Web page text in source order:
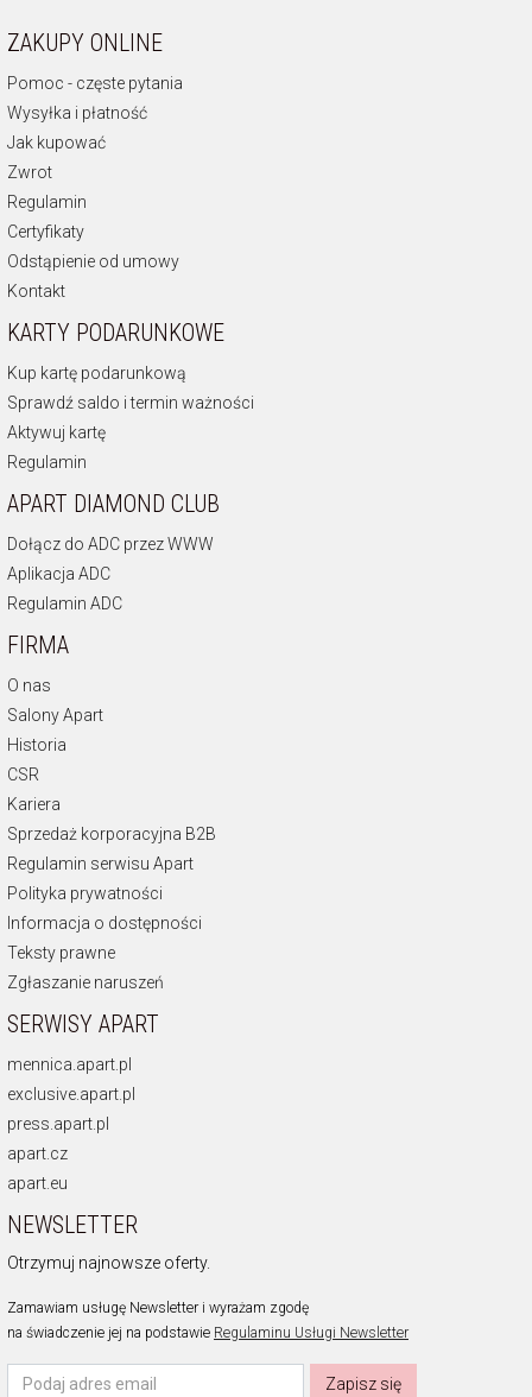
ZAKUPY ONLINE
Pomoc - częste pytania
Wysyłka i płatność
Jak kupować
Zwrot
Regulamin
Certyfikaty
Odstąpienie od umowy
Kontakt
KARTY PODARUNKOWE
Kup kartę podarunkową
Sprawdź saldo i termin ważności
Aktywuj kartę
Regulamin
APART DIAMOND CLUB
Dołącz do ADC przez WWW
Aplikacja ADC
Regulamin ADC
FIRMA
O nas
Salony Apart
Historia
CSR
Kariera
Sprzedaż korporacyjna B2B
Regulamin serwisu Apart
Polityka prywatności
Informacja o dostępności
Teksty prawne
Zgłaszanie naruszeń
SERWISY APART
mennica.apart.pl
exclusive.apart.pl
press.apart.pl
apart.cz
apart.eu
NEWSLETTER
Otrzymuj najnowsze oferty.
Zamawiam usługę Newsletter i wyrażam zgodę
na świadczenie jej na podstawie Regulaminu Usługi Newsletter
Zapisz się